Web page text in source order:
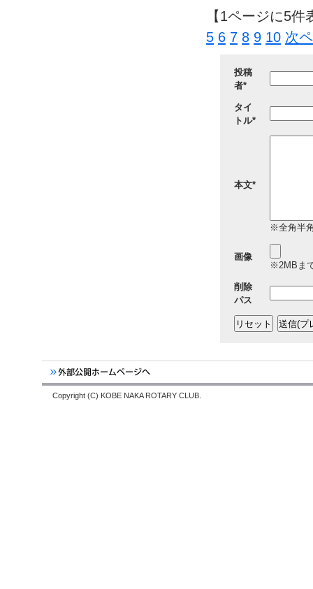
【1ページに5
5 6 7 8 9 10 次
投稿
者*
タイ
トル*
本文*
※全角半
画像
※2MBま
削除
パス
Copyright (C) KOBE NAKA ROTARY CLUB.